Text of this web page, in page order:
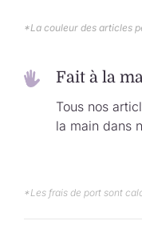
*La couleur des articles
Fait à la
Tous nos
la main dans
*Les frais de port sont